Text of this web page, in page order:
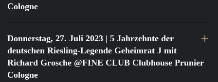
Cologne
Donnerstag, 27. Juli 2023 | 5 Jahrzehnte der
deutschen Riesling-Legende Geheimrat J mit
Richard Grosche @FINE CLUB Clubhouse Prunier
Cologne